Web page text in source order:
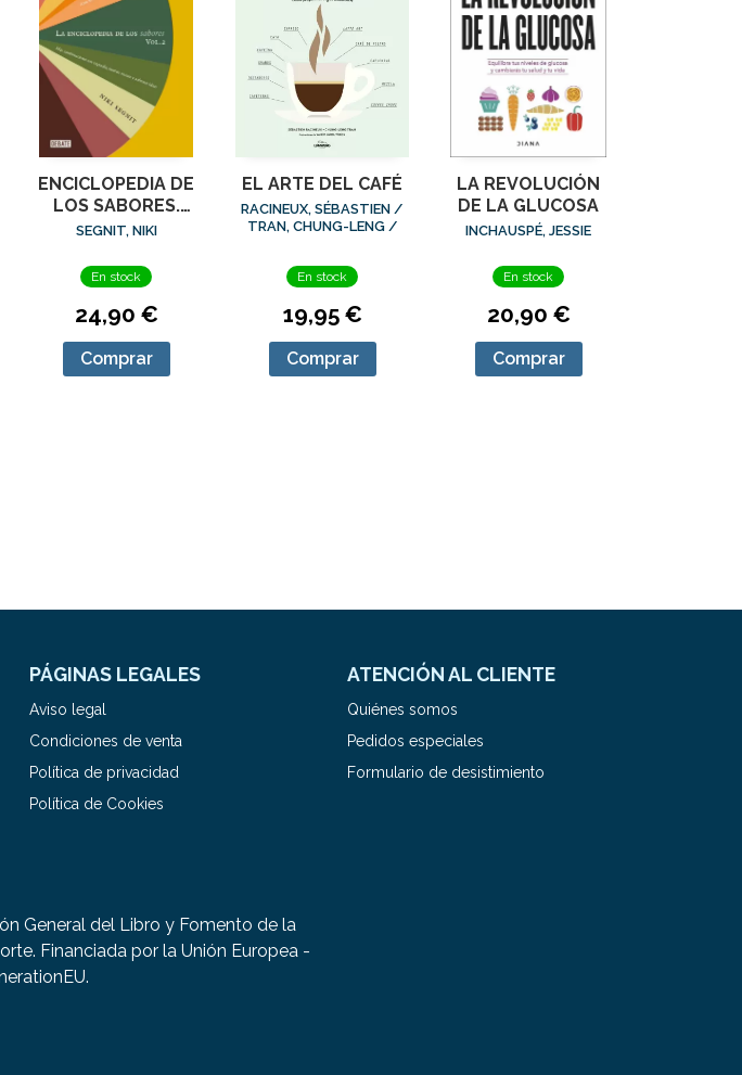
ENCICLOPEDIA DE
LOS SABORES.
VOL 2, LA
SEGNIT, NIKI
En stock
24,90 €
Comprar
EL ARTE DEL CAFÉ
RACINEUX, SÉBASTIEN /
TRAN, CHUNG-LENG /
En stock
19,95 €
Comprar
LA REVOLUCIÓN
DE LA GLUCOSA
INCHAUSPÉ, JESSIE
En stock
20,90 €
Comprar
PÁGINAS LEGALES
Aviso legal
Condiciones de venta
Política de privacidad
Política de Cookies
ATENCIÓN AL CLIENTE
Quiénes somos
Pedidos especiales
Formulario de desistimiento
General del Libro y Fomento de la
Financiada por la Unión Europea -